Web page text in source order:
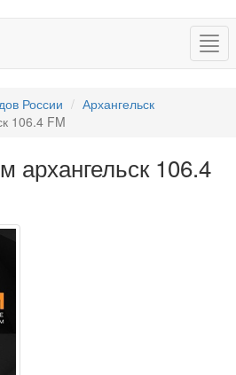
России
Архангельск
106.4 FM
архангельск 106.4